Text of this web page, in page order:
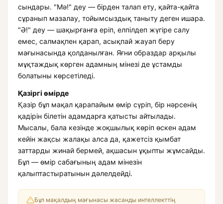
сындары. "Мә!" деу — бірден талап ету, қайта-қайта
сұранып мазалау, тойымсыздық таныту деген ишара.
"Ә!" деу — шақырғанға еріп, елпілдеп жүгіре салу
емес, салмақпен қарап, асықпай жауап беру
мағынасында қолданылған. Яғни образдар арқылы
мұқтаждық көрген адамның мінезі де ұстамды
болатыны көрсетіледі.
Қазіргі өмірде
Қазір бұл мақал қарапайым өмір сүріп, бір нәрсенің
қадірін білетін адамдарға қатысты айтылады.
Мысалы, бала кезінде жоқшылық көріп өскен адам
кейін жақсы жалақы алса да, қажетсіз қымбат
заттарды жинай бермей, ақшасын ұқыпты жұмсайды.
Бұл — өмір сабағының адам мінезін
қалыптастыратынын дәлелдейді.
Бұл мақалдың мағынасы жасанды интеллекттің